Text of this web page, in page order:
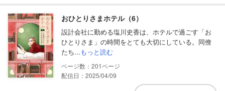
おひとりさまホテル（6）
設計会社に勤める塩川史香は、ホテルで過ごす「お
ひとりさま」の時間をとても大切にしている。同僚
たち...もっと読む
201
配信日：2025/04/09